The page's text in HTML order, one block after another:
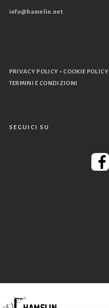
info@hamelin.net
PRIVACY POLICY • COOKIE POLICY
TERMINI E CONDIZIONI
SEGUICI SU